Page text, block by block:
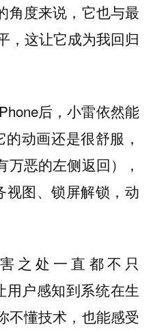
角度来说，它也与最
，这让它成为我回归
后，小雷依然能
动画还是很舒服，
恶的左侧返回），
视图、锁屏解锁，动
之处一直都不只
用户感知到系统在生
不懂技术，也能感受